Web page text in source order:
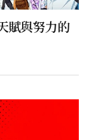
賦與努力的